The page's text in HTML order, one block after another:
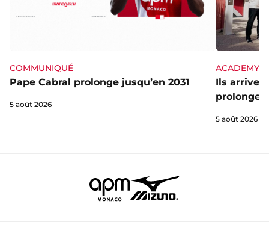
COMMUNIQUÉ
Pape Cabral prolonge jusqu’en 2031
5 août 2026
ACADEMY
Ils
5 août 2026